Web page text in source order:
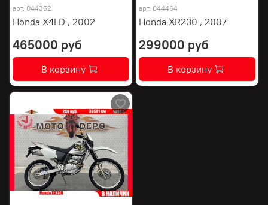
арт. 044352
Honda X4LD , 2002
465000 руб
В корзину
арт. 044464
Honda XR230 , 2007
299000 руб
В корзину